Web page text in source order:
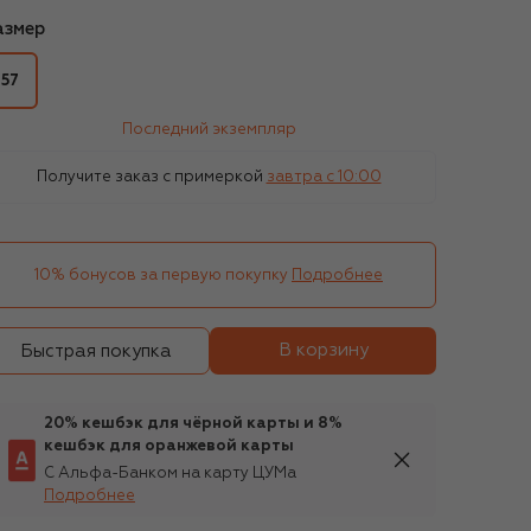
57
Последний экземпляр
Получите заказ с примеркой завтра c 10:00
10% бонусов за первую покупку Подробнее
Быстрая покупка В корзину
20% кешбэк для чёрной карты и 8%
кешбэк для оранжевой карты
С Альфа-Банком на карту ЦУМа
Подробнее